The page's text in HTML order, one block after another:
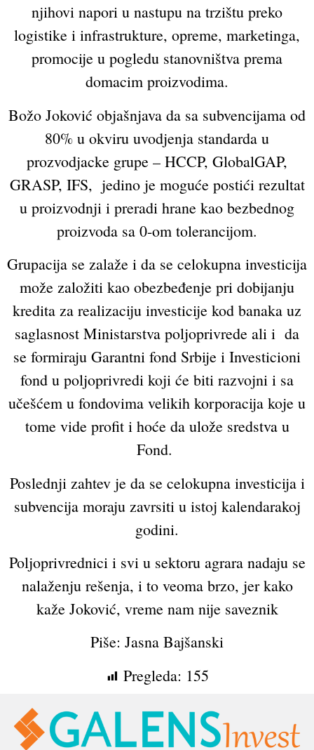
njihovi napori u nastupu na trzištu preko
logistike i infrastrukture, opreme, marketinga,
promocije u pogledu stanovništva prema
domacim proizvodima.
Božo Joković objašnjava da sa subvencijama od
80% u okviru uvodjenja standarda u
prozvodjacke grupe – HCCP, GlobalGAP,
GRASP, IFS, jedino je moguće postići rezultat
u proizvodnji i preradi hrane kao bezbednog
proizvoda sa 0-om tolerancijom.
Grupacija se zalaže i da se celokupna investicija
može založiti kao obezbeđenje pri dobijanju
kredita za realizaciju investicije kod banaka uz
saglasnost Ministarstva poljoprivrede ali i da
se formiraju Garantni fond Srbije i Investicioni
fond u poljoprivredi koji će biti razvojni i sa
učešćem u fondovima velikih korporacija koje u
tome vide profit i hoće da ulože sredstva u
Fond.
Poslednji zahtev je da se celokupna investicija i
subvencija moraju zavrsiti u istoj kalendarakoj
godini.
Poljoprivrednici i svi u sektoru agrara nadaju se
nalaženju rešenja, i to veoma brzo, jer kako
kaže Joković, vreme nam nije saveznik
Piše: Jasna Bajšanski
Pregleda: 155